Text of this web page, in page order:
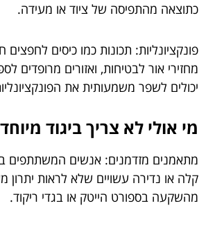
כתוצאה מהתפיסה של ציוד או מעידה.
פונקציונליות: תכונות כמו כיסים לחפצים
מחזירי אור לבטיחות, ואזורים מרופדים
יכולים לשפר משמעותית את
מי אולי לא צריך ביגוד
מתאמנים מזדמנים: אנשים המשתתפים
קלה או נדירה עשויים שלא לראות יתרון
מהשקעה בספורט הייטק או בגדי ריקוד.